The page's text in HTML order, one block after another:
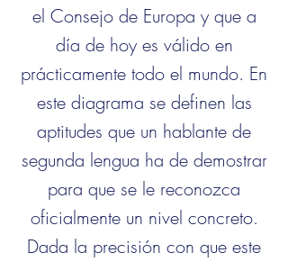
el Consejo de Europa y que a
día de hoy es válido en
prácticamente todo el mundo. En
este diagrama se definen las
aptitudes que un hablante de
segunda lengua ha de demostrar
para que se le reconozca
oficialmente un nivel concreto.
Dada la precisión con que este